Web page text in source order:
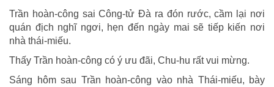
Trần hoàn-công sai Công-tử Đà ra đón rước, cầm lại nơi
quán địch nghĩ ngơi, hẹn đến ngày mai sẽ tiếp kiến nơi
nhà thái-miếu.
Thấy Trần hoàn-công có ý ưu đãi, Chu-hu rất vui mừng.
Sáng hôm sau Trần hoàn-công vào nhà Thái-miếu, bày